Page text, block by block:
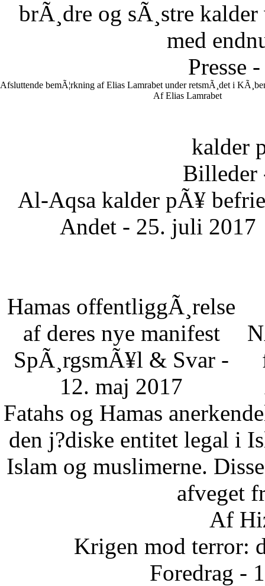
brÃ¸dre og sÃ¸stre
med
Presse
Afsluttende bemÃ¦rkning af Elias Lamrabet under retsmÃ¸det i
Af Elias Lamrabet
kalder
Billeder
Al-Aqsa kalder pÃ¥
Andet - 25. juli 2017
Hamas offentliggÃ¸relse
af deres nye manifest
SpÃ¸rgsmÃ¥l & Svar -
12. maj 2017
Fatahs og Hamas
den j?diske entitet legal i
Islam og muslimerne.
afveget
Af
Krigen mod terror:
Foredrag -